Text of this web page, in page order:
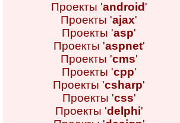
Проекты 'android '
Проекты 'ajax'
Проекты 'asp'
Проекты 'aspnet'
Проекты 'cms'
Проекты 'cpp'
Проекты 'csharp'
Проекты 'css'
Проекты 'delphi'